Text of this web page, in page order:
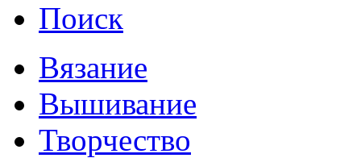
Поиск
Вязание
Вышивание
Творчество